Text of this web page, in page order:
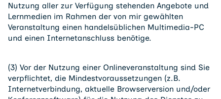
Nutzung aller zur Verfügung stehenden Angebote und
Lernmedien im Rahmen der von mir gewählten
Veranstaltung einen handelsüblichen Multimedia-PC
und einen Internetanschluss benötige.
(3) Vor der Nutzung einer Onlineveranstaltung sind Sie
verpflichtet, die Mindestvoraussetzungen (z.B.
Internetverbindung, aktuelle Browserversion und/oder